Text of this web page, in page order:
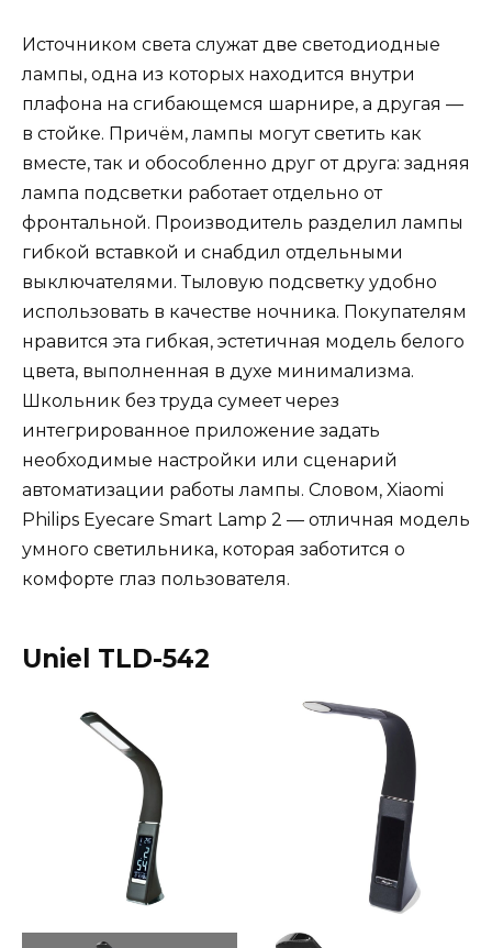
Источником света служат две светодиодные
лампы, одна из которых находится внутри
плафона на сгибающемся шарнире, а другая —
в стойке. Причём, лампы могут светить как
вместе, так и обособленно друг от друга: задняя
лампа подсветки работает отдельно от
фронтальной. Производитель разделил лампы
гибкой вставкой и снабдил отдельными
выключателями. Тыловую подсветку удобно
использовать в качестве ночника. Покупателям
нравится эта гибкая, эстетичная модель белого
цвета, выполненная в духе минимализма.
Школьник без труда сумеет через
интегрированное приложение задать
необходимые настройки или сценарий
автоматизации работы лампы. Словом, Xiaomi
Philips Eyecare Smart Lamp 2 — отличная модель
умного светильника, которая заботится о
комфорте глаз пользователя.
Uniel TLD-542